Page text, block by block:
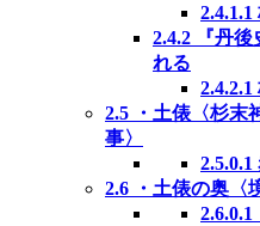
2.4.1.1
2.4.2 『丹
れる
2.4.2.1
2.5 ・土俵〈杉末
事〉
2.5.0.1
2.6 ・土俵の奥〈
2.6.0.1